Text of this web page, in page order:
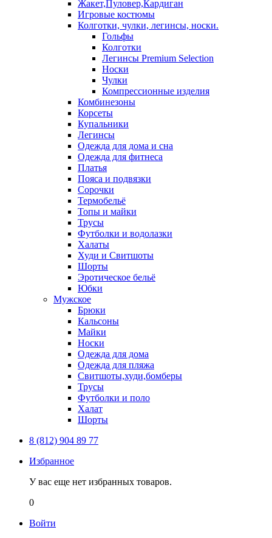
Жакет,Пуловер,Кардиган
Игровые костюмы
Колготки, чулки, легинсы, носки.
Гольфы
Колготки
Легинсы Premium Selection
Носки
Чулки
Компрессионные изделия
Комбинезоны
Корсеты
Купальники
Легинсы
Одежда для дома и сна
Одежда для фитнеса
Платья
Пояса и подвязки
Сорочки
Термобельё
Топы и майки
Трусы
Футболки и водолазки
Халаты
Худи и Свитшоты
Шорты
Эротическое бельё
Юбки
Мужское
Брюки
Кальсоны
Майки
Носки
Одежда для дома
Одежда для пляжа
Свитшоты,худи,бомберы
Трусы
Футболки и поло
Халат
Шорты
8 (812) 904 89 77
Избранное
У вас еще нет избранных товаров.
0
Войти